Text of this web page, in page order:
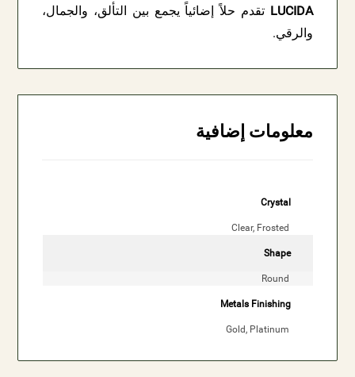
LUCIDA تقدم حلاً إضائياً يجمع بين التألق، والجمال،
والرقي.
معلومات إضافية
Crystal
Clear, Frosted
Shape
Round
Metals Finishing
Gold, Platinum